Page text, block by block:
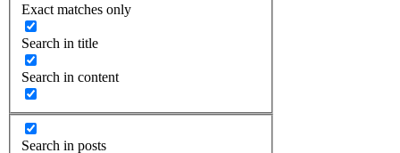
Exact matches only
Search in title
Search in content
Search in posts